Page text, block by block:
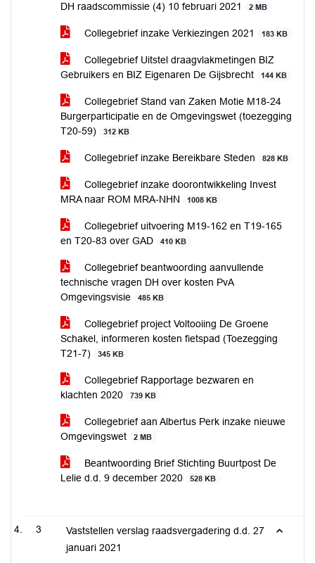
DH raadscommissie (4) 10 februari 2021
2 MB
Collegebrief inzake Verkiezingen 2021 183 KB
Collegebrief Uitstel draagvlakmetingen BIZ
Gebruikers en BIZ Eigenaren De Gijsbrecht
144 KB
Collegebrief Stand van Zaken Motie M18-24
Burgerparticipatie en de Omgevingswet (toezegging
T20-59)
312 KB
Collegebrief inzake Bereikbare Steden 828 KB
Collegebrief inzake doorontwikkeling Invest
MRA naar ROM MRA-NHN
1008 KB
Collegebrief uitvoering M19-162 en T19-165
en T20-83 over GAD
410 KB
Collegebrief beantwoording aanvullende
technische vragen DH over kosten PvA
Omgevingsvisie
485 KB
Collegebrief project Voltooiing De Groene
Schakel, informeren kosten fietspad (Toezegging
T21-7)
345 KB
Collegebrief Rapportage bezwaren en
klachten 2020
739 KB
Collegebrief aan Albertus Perk inzake nieuwe
Omgevingswet
2 MB
Beantwoording Brief Stichting Buurtpost De
Lelie d.d. 9 december 2020
528 KB
3
Vaststellen verslag raadsvergadering d.d. 27
januari 2021